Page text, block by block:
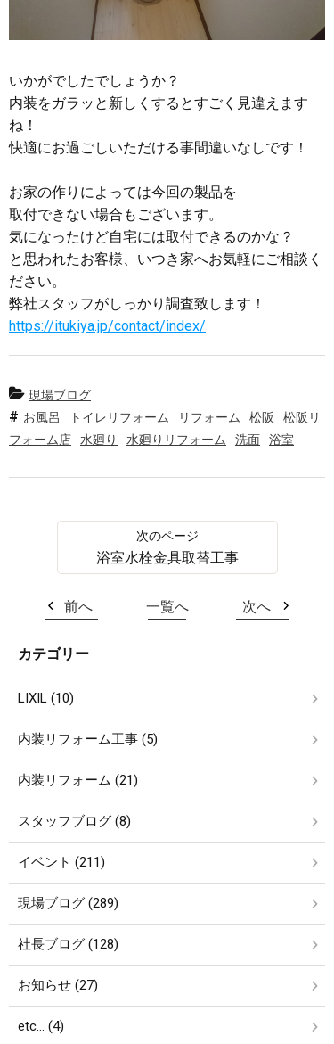
いかがでしたでしょうか？
内装をガラッと新しくするとすごく見違えます
ね！
快適にお過ごしいただける事間違いなしです！
お家の作りによっては今回の製品を
取付できない場合もございます。
気になったけど自宅には取付できるのかな？
と思われたお客様、いつき家へお気軽にご相談く
ださい。
弊社スタッフがしっかり調査致します！
https://itukiya.jp/contact/index/
現場ブログ
お風呂
トイレリフォーム リフォーム 松阪
松阪リ
フォーム店
水廻り 水廻りリフォーム 洗面 浴室
浴室水栓金具取替工事
前へ 一覧へ 次へ
カテゴリー
LIXIL (10)
内装リフォーム工事 (5)
内装リフォーム (21)
スタッフブログ (8)
イベント (211)
現場ブログ (289)
社長ブログ (128)
お知らせ (27)
etc… (4)